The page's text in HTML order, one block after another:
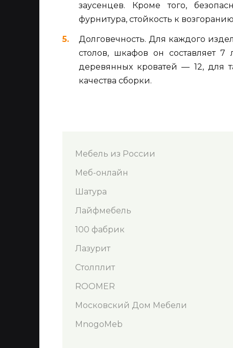
заусенцев. Кроме того,
фурнитура, стойкость к
Долговечность. Для каждого
столов, шкафов он составляет
деревянных кроватей — 12, для
качества сборки.
Мебель из России
Меб-онлайн
Шатура
Лайфмебель
100 фабрик
Лазурит
Столплит
ROOMER
Московский Дом Мебели
MnogoMeb